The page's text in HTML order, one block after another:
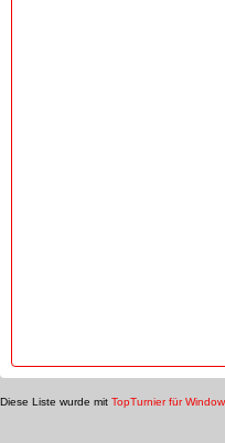
Diese Liste wurde mit TopTurnier für